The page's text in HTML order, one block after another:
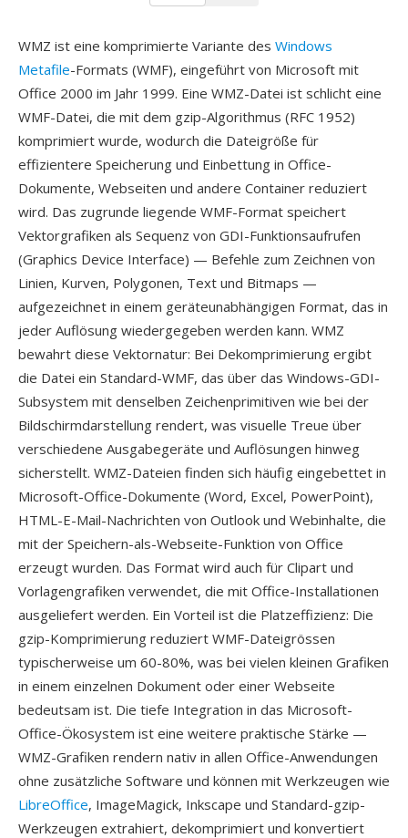
WMZ ist eine komprimierte Variante des Windows
Metafile-Formats (WMF), eingeführt von Microsoft mit
Office 2000 im Jahr 1999. Eine WMZ-Datei ist schlicht eine
WMF-Datei, die mit dem gzip-Algorithmus (RFC 1952)
komprimiert wurde, wodurch die Dateigröße für
effizientere Speicherung und Einbettung in Office-
Dokumente, Webseiten und andere Container reduziert
wird. Das zugrunde liegende WMF-Format speichert
Vektorgrafiken als Sequenz von GDI-Funktionsaufrufen
(Graphics Device Interface) — Befehle zum Zeichnen von
Linien, Kurven, Polygonen, Text und Bitmaps —
aufgezeichnet in einem geräteunabhängigen Format, das in
jeder Auflösung wiedergegeben werden kann. WMZ
bewahrt diese Vektornatur: Bei Dekomprimierung ergibt
die Datei ein Standard-WMF, das über das Windows-GDI-
Subsystem mit denselben Zeichenprimitiven wie bei der
Bildschirmdarstellung rendert, was visuelle Treue über
verschiedene Ausgabegeräte und Auflösungen hinweg
sicherstellt. WMZ-Dateien finden sich häufig eingebettet in
Microsoft-Office-Dokumente (Word, Excel, PowerPoint),
HTML-E-Mail-Nachrichten von Outlook und Webinhalte, die
mit der Speichern-als-Webseite-Funktion von Office
erzeugt wurden. Das Format wird auch für Clipart und
Vorlagengrafiken verwendet, die mit Office-Installationen
ausgeliefert werden. Ein Vorteil ist die Platzeffizienz: Die
gzip-Komprimierung reduziert WMF-Dateigrössen
typischerweise um 60-80%, was bei vielen kleinen Grafiken
in einem einzelnen Dokument oder einer Webseite
bedeutsam ist. Die tiefe Integration in das Microsoft-
Office-Ökosystem ist eine weitere praktische Stärke —
WMZ-Grafiken rendern nativ in allen Office-Anwendungen
ohne zusätzliche Software und können mit Werkzeugen wie
LibreOffice, ImageMagick, Inkscape und Standard-gzip-
Werkzeugen extrahiert, dekomprimiert und konvertiert